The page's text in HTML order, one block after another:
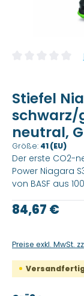
Stiefel
schwarz/
neutral,
Größe: 41 (EU)
Der erste CO2-
Power Niagara
von BASF aus
Regulärer Preis:
84,67 €
Preise exkl. MwSt.
Versandfertig